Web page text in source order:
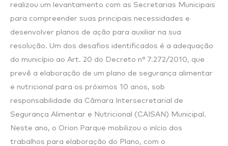
realizou um levantamento com as Secretarias Municipais
para compreender suas principais necessidades e
desenvolver planos de ação para auxiliar na sua
resolução. Um dos desafios identificados é a adequação
do município ao Art. 20 do Decreto n° 7.272/2010, que
prevê a elaboração de um plano de segurança alimentar
e nutricional para os próximos 10 anos, sob
responsabilidade da Câmara Intersecretarial de
Segurança Alimentar e Nutricional (CAISAN) Municipal.
Neste ano, o Orion Parque mobilizou o início dos
trabalhos para elaboração do Plano, com o